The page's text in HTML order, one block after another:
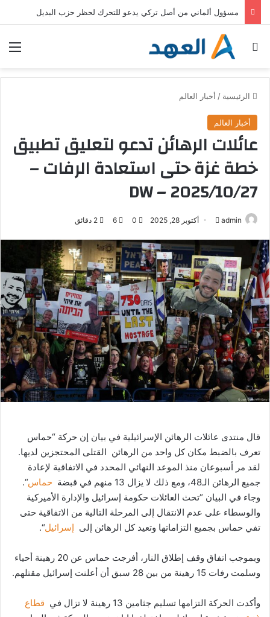
مسؤول ألماني من أصل تركي يدعو للتحرك لحظر حزب البديل
بحث عن
الرئيسية / أخبار العالم
أخبار العالم
عائلات الرهائن تدعو لتعليق تطبيق
خطة غزة حتى استعادة الرفات –
DW – 2025/10/27
admin
س
ل
ب
ر
ي
د
ا
إ
ل
ت
ن
ي
ا
أكتوبر 28, 2025 0
6
قال منتدى عائلات الرهائن الإسرائيلية في بيان إن حركة “حماس
تعرف بالضبط مكان كل واحد من الرهائن القتلى المحتجزين لديها.
لقد مر أسبوعان منذ الموعد النهائي المحدد في الاتفاقية لإعادة
جميع الرهائن الـ48، ومع ذلك لا يزال 13 منهم في قبضة
حماس“.
وجاء في البيان “تحث العائلات حكومة إسرائيل والإدارة الأميركية
والوسطاء على عدم الانتقال إلى المرحلة التالية من الاتفاقية حتى
تفي حماس بجميع التزاماتها وتعيد كل الرهائن إلى إسرائيل“.
وبموجب اتفاق وقف إطلاق النار، أفرجت حماس عن 20 رهينة أحياء
وسلمت رفات 15 رهينة من بين 28 سبق أن أعلنت إسرائيل مقتلهم.
وأكدت الحركة التزامها تسليم جثامين 13 رهينة لا تزال في
قطاع